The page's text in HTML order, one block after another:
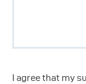
I agree that my